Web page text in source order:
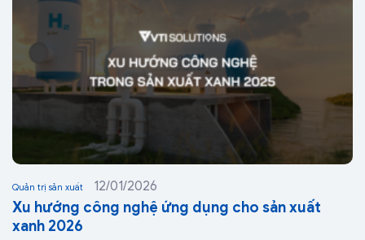
Quản trị sản xuất 12/01/2026
Xu hướng công nghệ ứng dụng cho sản xuất
xanh 2026